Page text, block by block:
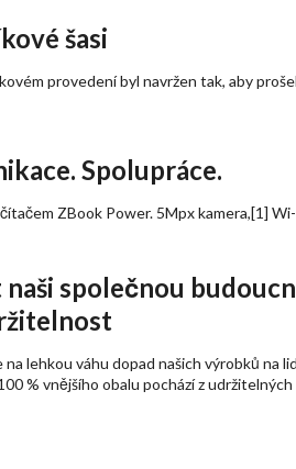
šasi
provedení byl navržen tak, aby
Spolupráce.
ZBook Power. 5Mpx kamera,[1]
společnou
lehkou váhu dopad našich výrobků na
% vnějšího obalu pochází z